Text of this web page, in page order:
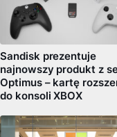
Sandisk prezentuje
najnowszy produkt z
Optimus – kartę
do konsoli XBOX